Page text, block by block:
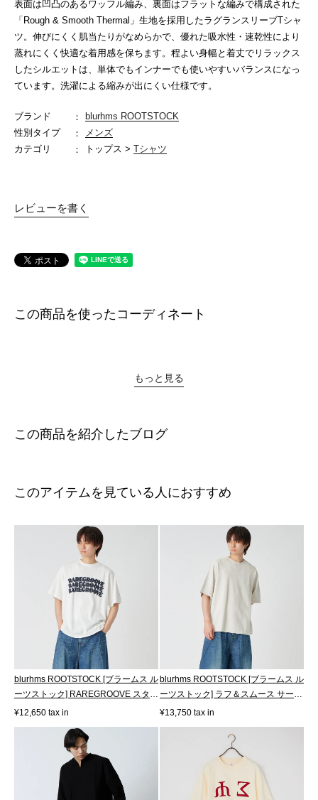
表面は凹凸のあるワッフル編み、裏面はフラットな編みで構成された
「Rough & Smooth Thermal」生地を採用したラグランスリーブTシャ
ツ。伸びにくく肌当たりがなめらかで、優れた吸水性・速乾性により
蒸れにくく快適な着用感を保ちます。程よい身幅と着丈でリラックス
したシルエットは、単体でもインナーでも使いやすいバランスになっ
ています。洗濯による縮みが出にくい仕様です。
ブランド
blurhms ROOTSTOCK
性別タイプ
メンズ
カテゴリ
トップス > Tシャツ
レビューを書く
この商品を使ったコーディネート
もっと見る
この商品を紹介したブログ
このアイテムを見ている人におすすめ
blurhms ROOTSTOCK [ブラームス ル
ーツストック] RAREGROOVE スタン
ダード...
¥12,650 tax in
blurhms ROOTSTOCK [ブラームス ル
ーツストック] ラフ＆スムース サーマ
ル...
¥13,750 tax in